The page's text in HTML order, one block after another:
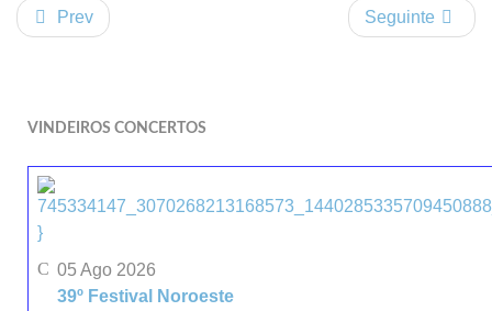
Prev Seguinte
VINDEIROS CONCERTOS
}
05 Ago 2026
39º Festival Noroeste